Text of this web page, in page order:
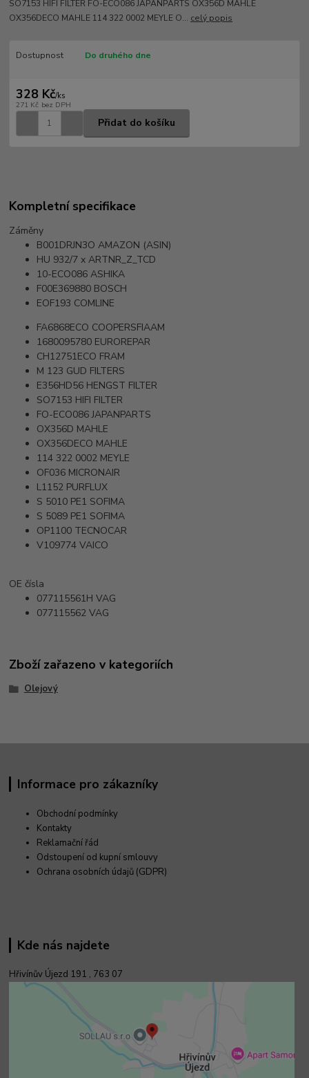
SO7153 HIFI FILTER FO-ECO086 JAPANPARTS OX356D MAHLE
OX356DECO MAHLE 114 322 0002 MEYLE O... celý popis
Dostupnost Do druhého dne
328 Kč/ks
271 Kč bez DPH
Přidat do košíku
Kompletní specifikace
Záměny
B001DRJN3O AMAZON (ASIN)
HU 932/7 x ARTNR_Z_TCD
10-ECO086 ASHIKA
F00E369880 BOSCH
EOF193 COMLINE
FA6868ECO COOPERSFIAAM
1680095780 EUROREPAR
CH12751ECO FRAM
M 123 GUD FILTERS
E356HD56 HENGST FILTER
SO7153 HIFI FILTER
FO-ECO086 JAPANPARTS
OX356D MAHLE
OX356DECO MAHLE
114 322 0002 MEYLE
OF036 MICRONAIR
L1152 PURFLUX
S 5010 PE1 SOFIMA
S 5089 PE1 SOFIMA
OP1100 TECNOCAR
V109774 VAICO
OE čísla
077115561H VAG
077115562 VAG
Zboží zařazeno v kategoriích
Olejový
Informace pro zákazníky
Obchodní podmínky
Kontakty
Reklamační řád
Odstoupení od kupní smlouvy
Ochrana osobních údajů (GDPR)
Kde nás najdete
Hřivínův Újezd 191 , 763 07